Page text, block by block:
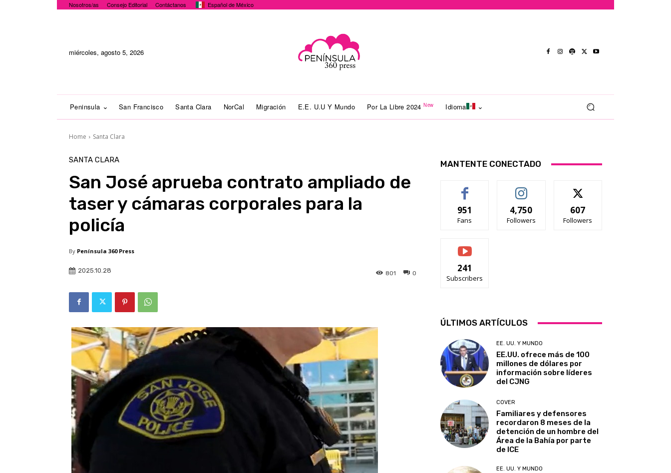
Nosotros/as Consejo Editorial Contáctanos Español de México
miércoles, agosto 5, 2026
Peninsula San Francisco Santa Clara NorCal Migración E.E. U.U Y Mundo Por La Libre 2024New Idioma
Home Santa Clara
SANTA CLARA
San José aprueba contrato ampliado de
taser y cámaras corporales para la
policía
By Península 360 Press
2025.10.28 0
801
MANTENTE CONECTADO
951
Fans
4,750
Followers
607
Followers
241
Subscribers
ÚLTIMOS ARTÍCULOS
EE. UU. Y MUNDO
EE.UU. ofrece más de 100
millones de dólares por
información sobre líderes
del CJNG
COVER
Familiares y defensores
recordaron 8 meses de la
detención de un hombre del
Área de la Bahía por parte
de ICE
EE. UU. Y MUNDO